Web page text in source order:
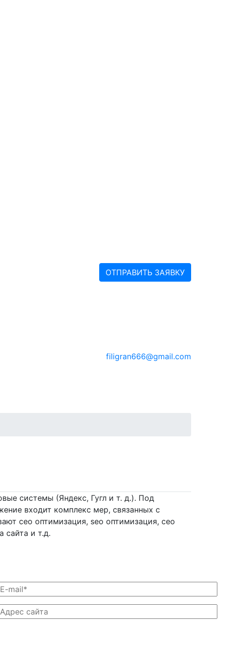
ОТПРАВИТЬ ЗАЯВКУ
filigran666@gmail.com
системы (Яндекс, Гугл и т. д.). Под
входит комплекс мер, связанных с
сео оптимизация, seo оптимизация, сео
сайта и т.д.